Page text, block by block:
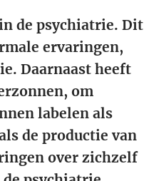
de psychiatrie. Dit
ervaringen,
Daarnaast heeft
om
labelen als
de productie van
over zichzelf